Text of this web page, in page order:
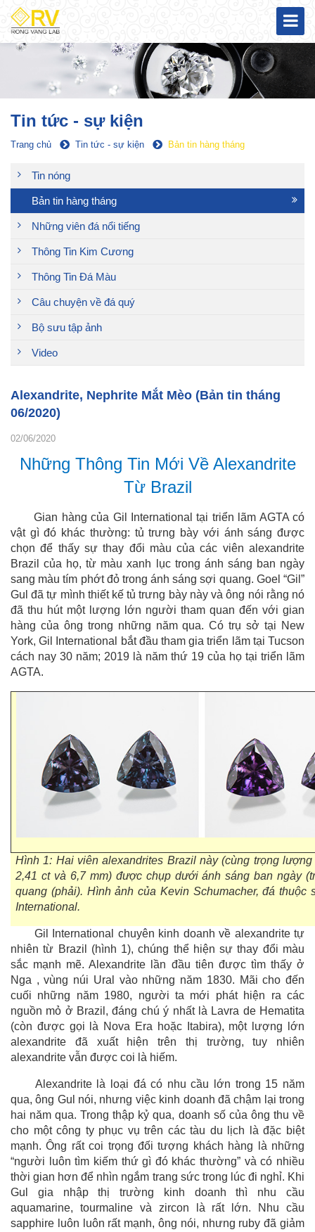
Tin tức - sự kiện
Trang chủ Tin tức - sự kiện Bản tin hàng tháng
Tin nóng
Bản tin hàng tháng
Những viên đá nổi tiếng
Thông Tin Kim Cương
Thông Tin Đá Màu
Câu chuyện về đá quý
Bộ sưu tập ảnh
Video
Alexandrite, Nephrite Mắt Mèo (Bản tin tháng
06/2020)
02/06/2020
Những Thông Tin Mới Về Alexandrite
Từ Brazil
Gian hàng của Gil International tại triển lãm AGTA có
vật gì đó khác thường: tủ trưng bày với ánh sáng được
chọn để thấy sự thay đổi màu của các viên alexandrite
Brazil của họ, từ màu xanh lục trong ánh sáng ban ngày
sang màu tím phớt đỏ trong ánh sáng sợi quang. Goel “Gil”
Gul đã tự mình thiết kế tủ trưng bày này và ông nói rằng nó
đã thu hút một lượng lớn người tham quan đến với gian
hàng của ông trong những năm qua. Có trụ sở tại New
York, Gil International bắt đầu tham gia triển lãm tại Tucson
cách nay 30 năm; 2019 là năm thứ 19 của họ tại triển lãm
AGTA.
Hình 1: Hai viên alexandrites Brazil này (cùng trọng
2,41 ct và 6,7 mm) được chụp dưới ánh sáng ban ngày
quang (phải). Hình ảnh của Kevin Schumacher, đá thuộc
International.
Gil International chuyên kinh doanh về alexandrite tự
nhiên từ Brazil (hình 1), chúng thể hiện sự thay đổi màu
sắc mạnh mẽ. Alexandrite lần đầu tiên được tìm thấy ở
Nga , vùng núi Ural vào những năm 1830. Mãi cho đến
cuối những năm 1980, người ta mới phát hiện ra các
nguồn mỏ ở Brazil, đáng chú ý nhất là Lavra de Hematita
(còn được gọi là Nova Era hoặc Itabira), một lượng lớn
alexandrite đã xuất hiện trên thị trường, tuy nhiên
alexandrite vẫn được coi là hiếm.
Alexandrite là loại đá có nhu cầu lớn trong 15 năm
qua, ông Gul nói, nhưng việc kinh doanh đã chậm lại trong
hai năm qua. Trong thập kỷ qua, doanh số của ông thu về
cho một công ty phục vụ trên các tàu du lịch là đặc biệt
mạnh. Ông rất coi trọng đối tượng khách hàng là những
“người luôn tìm kiếm thứ gì đó khác thường” và có nhiều
thời gian hơn để nhìn ngắm trang sức trong lúc đi nghỉ. Khi
Gul gia nhập thị trường kinh doanh thì nhu cầu
aquamarine, tourmaline và zircon là rất lớn. Nhu cầu
sapphire luôn luôn rất mạnh, ông nói, nhưng ruby đã giảm